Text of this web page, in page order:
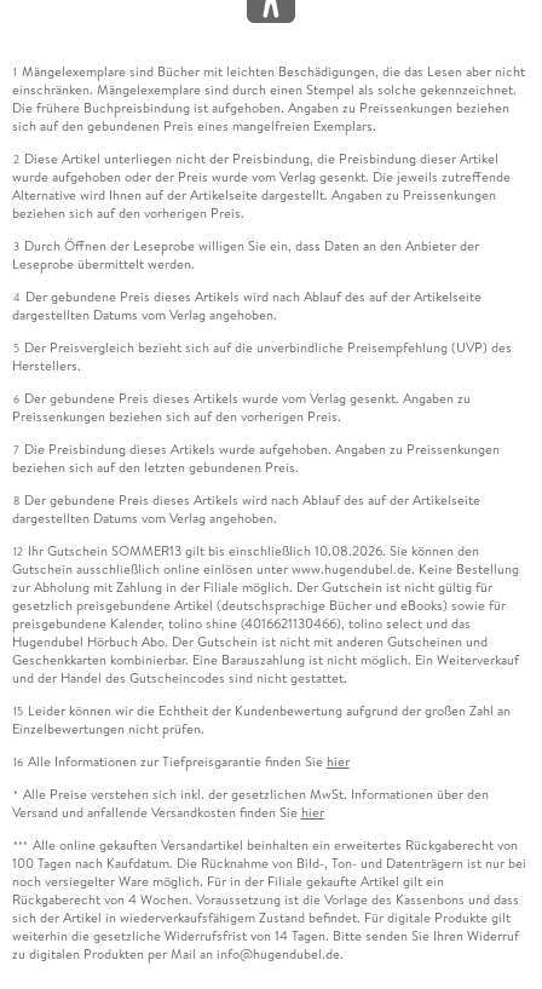
1 Mängelexemplare sind Bücher mit leichten Beschädigungen, die das Lesen aber nicht
einschränken. Mängelexemplare sind durch einen Stempel als solche gekennzeichnet.
Die frühere Buchpreisbindung ist aufgehoben. Angaben zu Preissenkungen beziehen
sich auf den gebundenen Preis eines mangelfreien Exemplars.
2 Diese Artikel unterliegen nicht der Preisbindung, die Preisbindung dieser Artikel
wurde aufgehoben oder der Preis wurde vom Verlag gesenkt. Die jeweils zutreffende
Alternative wird Ihnen auf der Artikelseite dargestellt. Angaben zu Preissenkungen
beziehen sich auf den vorherigen Preis.
3 Durch Öffnen der Leseprobe willigen Sie ein, dass Daten an den Anbieter der
Leseprobe übermittelt werden.
4 Der gebundene Preis dieses Artikels wird nach Ablauf des auf der Artikelseite
dargestellten Datums vom Verlag angehoben.
5 Der Preisvergleich bezieht sich auf die unverbindliche Preisempfehlung (UVP) des
Herstellers.
6 Der gebundene Preis dieses Artikels wurde vom Verlag gesenkt. Angaben zu
Preissenkungen beziehen sich auf den vorherigen Preis.
7 Die Preisbindung dieses Artikels wurde aufgehoben. Angaben zu Preissenkungen
beziehen sich auf den letzten gebundenen Preis.
8 Der gebundene Preis dieses Artikels wird nach Ablauf des auf der Artikelseite
dargestellten Datums vom Verlag angehoben.
12 Ihr Gutschein SOMMER13 gilt bis einschließlich 10.08.2026. Sie können den
Gutschein ausschließlich online einlösen unter www.hugendubel.de. Keine Bestellung
zur Abholung mit Zahlung in der Filiale möglich. Der Gutschein ist nicht gültig für
gesetzlich preisgebundene Artikel (deutschsprachige Bücher und eBooks) sowie für
preisgebundene Kalender, tolino shine (4016621130466), tolino select und das
Hugendubel Hörbuch Abo. Der Gutschein ist nicht mit anderen Gutscheinen und
Geschenkkarten kombinierbar. Eine Barauszahlung ist nicht möglich. Ein Weiterverkauf
und der Handel des Gutscheincodes sind nicht gestattet.
15 Leider können wir die Echtheit der Kundenbewertung aufgrund der großen Zahl an
Einzelbewertungen nicht prüfen.
16 Alle Informationen zur Tiefpreisgarantie finden Sie hier
* Alle Preise verstehen sich inkl. der gesetzlichen MwSt. Informationen über den
Versand und anfallende Versandkosten finden Sie hier
*** Alle online gekauften Versandartikel beinhalten ein erweitertes Rückgaberecht von
100 Tagen nach Kaufdatum. Die Rücknahme von Bild-, Ton- und Datenträgern ist nur bei
noch versiegelter Ware möglich. Für in der Filiale gekaufte Artikel gilt ein
Rückgaberecht von 4 Wochen. Voraussetzung ist die Vorlage des Kassenbons und dass
sich der Artikel in wiederverkaufsfähigem Zustand befindet. Für digitale Produkte gilt
weiterhin die gesetzliche Widerrufsfrist von 14 Tagen. Bitte senden Sie Ihren Widerruf
zu digitalen Produkten per Mail an info@hugendubel.de.